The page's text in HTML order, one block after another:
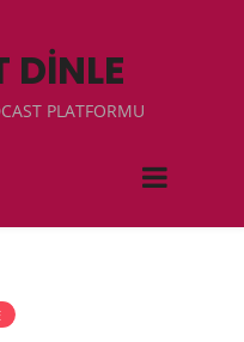
DİNLE
PLATFORMU